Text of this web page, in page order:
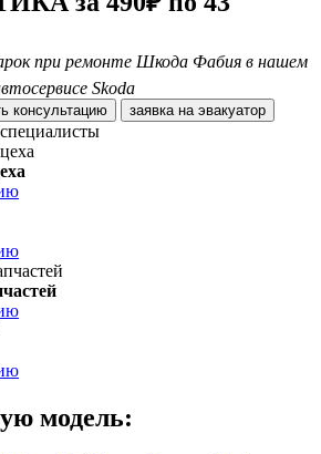
при ремонте Шкода Фабия в нашем
Skoda
консультацию заявка на эвакуатор
модель: